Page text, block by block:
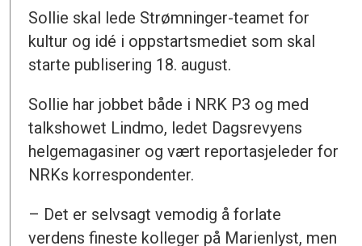
Sollie skal lede Strømninger-teamet for
kultur og idé i oppstartsmediet som skal
starte publisering 18. august.
Sollie har jobbet både i NRK P3 og med
talkshowet Lindmo, ledet Dagsrevyens
helgemagasiner og vært reportasjeleder for
NRKs korrespondenter.
– Det er selvsagt vemodig å forlate
verdens fineste kolleger på Marienlyst, men